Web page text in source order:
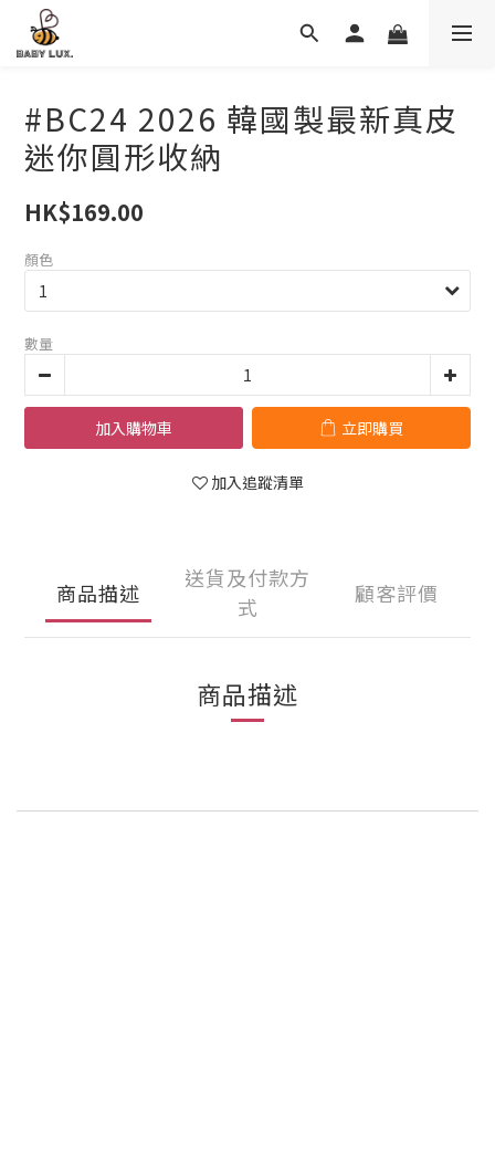
#BC24 2026 韓國製最新真皮
迷你圓形收納
HK$169.00
顏色
數量
加入購物車 立即購買
加入追蹤清單
商品描述
送貨及付款方
式
顧客評價
商品描述